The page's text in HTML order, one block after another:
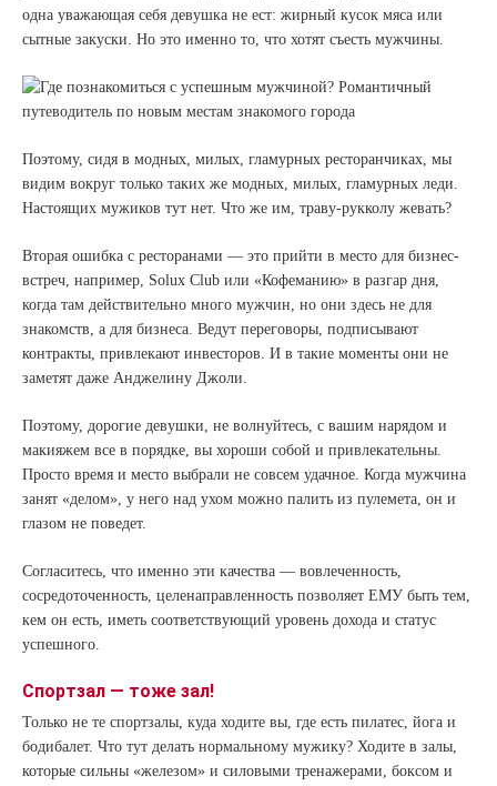
одна уважающая себя девушка не ест: жирный кусок мяса или
сытные закуски. Но это именно то, что хотят съесть мужчины.
Поэтому, сидя в модных, милых, гламурных ресторанчиках, мы
видим вокруг только таких же модных, милых, гламурных леди.
Настоящих мужиков тут нет. Что же им, траву-рукколу жевать?
Вторая ошибка с ресторанами — это прийти в место для бизнес-
встреч, например, Solux Club или «Кофеманию» в разгар дня,
когда там действительно много мужчин, но они здесь не для
знакомств, а для бизнеса. Ведут переговоры, подписывают
контракты, привлекают инвесторов. И в такие моменты они не
заметят даже Анджелину Джоли.
Поэтому, дорогие девушки, не волнуйтесь, с вашим нарядом и
макияжем все в порядке, вы хороши собой и привлекательны.
Просто время и место выбрали не совсем удачное. Когда мужчина
занят «делом», у него над ухом можно палить из пулемета, он и
глазом не поведет.
Согласитесь, что именно эти качества — вовлеченность,
сосредоточенность, целенаправленность позволяет ЕМУ быть тем,
кем он есть, иметь соответствующий уровень дохода и статус
успешного.
Спортзал — тоже зал!
Только не те спортзалы, куда ходите вы, где есть пилатес, йога и
бодибалет. Что тут делать нормальному мужику? Ходите в залы,
которые сильны «железом» и силовыми тренажерами, боксом и